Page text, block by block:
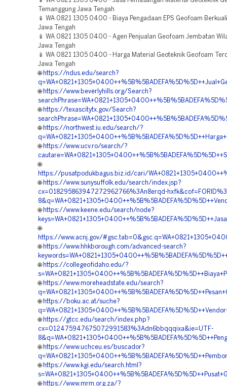
Temanggung Jawa Tengah
📱 WA 0821 1305 0400 - Biaya Pengadaan EPS Geofoam
Jawa Tengah
📱 WA 0821 1305 0400 - Agen Penjualan Geofoam Jembatan
Jawa Tengah
📱 WA 0821 1305 0400 - Harga Material Geoteknik Geofoam
Jawa Tengah
🌐 https://ndus.edu/search?
🌐 https://www.beverlyhills.org/Search?
🌐 https://texascitytx.gov/Search?
🌐 https://northwest.iu.edu/search/?
🌐 https://www.ucv.ro/search/?
🌐
https://pusatpodukbagus.biz.id/cari/
🌐 https://www.sunysuffolk.edu/search/index.jsp?
cx=018295863947272962766%3An8erqd-
🌐 https://www.keene.edu/search/node?
🌐
https://www.acnj.gov/
🌐 https://www.hhkborough.com/advanced-search?
🌐 https://collegeofidaho.edu/?
🌐 https://www.moreheadstate.edu/search?
🌐 https://boku.ac.at/suche?
🌐 https://gtcc.edu/search/index.php?
cx=012475947675072991583%3Adn6bbqqqixa&ie=UTF-
🌐 https://www.uchceu.es/buscador?
🌐 https://www.kgi.edu/search.html?
🌐 https://www.mrm.org.za/?